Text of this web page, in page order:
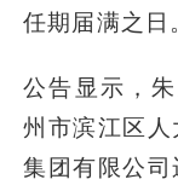
任期届满之日。
公告显示，
州市滨江区
集团有限公